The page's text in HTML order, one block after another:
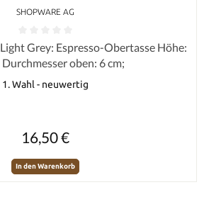
SHOPWARE AG
von 0 von 5 Sternen
Grey: Espresso-Obertasse Höhe:
Durchmesser oben: 6 cm;
1. Wahl - neuwertig
16,50 €
In den Warenkorb